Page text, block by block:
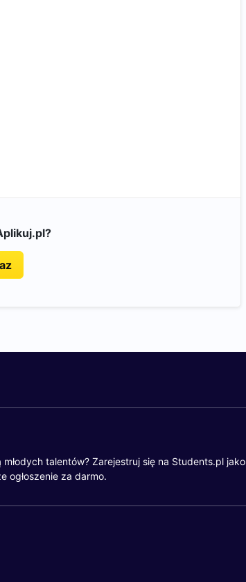
talentów? Zarejestruj się na Students.pl jako
ogłoszenie za darmo.